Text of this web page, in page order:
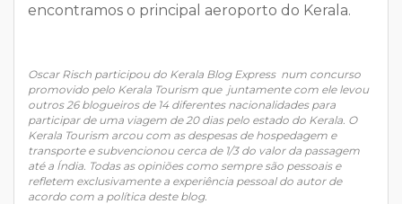
encontramos o principal aeroporto do Kerala.
Oscar Risch participou do Kerala Blog Express num concurso
promovido pelo Kerala Tourism que juntamente com ele levou
outros 26 blogueiros de 14 diferentes nacionalidades para
participar de uma viagem de 20 dias pelo estado do Kerala. O
Kerala Tourism arcou com as despesas de hospedagem e
transporte e subvencionou cerca de 1/3 do valor da passagem
até a Índia. Todas as opiniões como sempre são pessoais e
refletem exclusivamente a experiência pessoal do autor de
acordo com a política deste blog.